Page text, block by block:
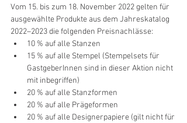
Vom 15. bis zum 18. November 2022 gelten für
ausgewählte Produkte aus dem Jahreskatalog
2022–2023 die folgenden Preisnachlässe:
10 % auf alle Stanzen
15 % auf alle Stempel (Stempelsets für
GastgeberInnen sind in dieser Aktion nicht
mit inbegriffen)
20 % auf alle Stanzformen
20 % auf alle Prägeformen
20 % auf alle Designerpapiere (gilt nicht für